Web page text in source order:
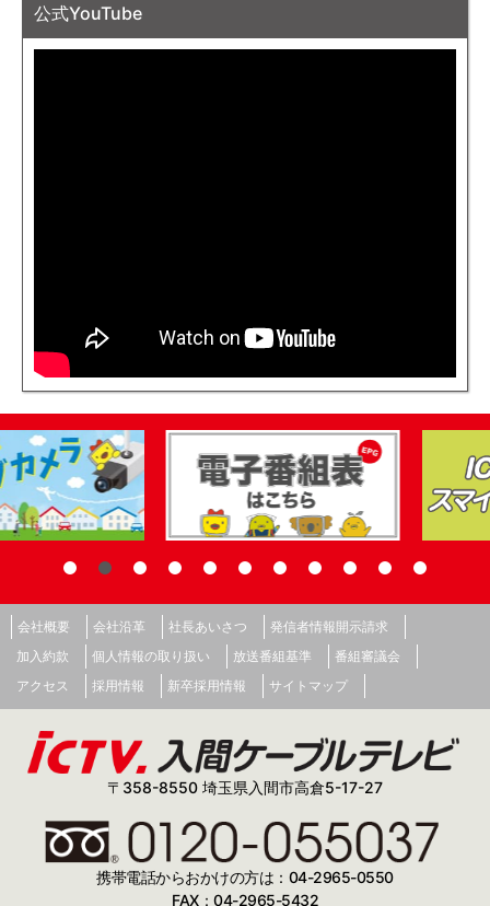
公式YouTube
会社概要 会社沿革 社長あいさつ
発信者情報開示請求
加入約款
個人情報の取り扱い 放送番組基準
番組審議会
アクセス
採用情報 新卒採用情報 サイトマップ
〒358-8550 埼玉県入間市高倉5-17-27
携帯電話からおかけの方は：04-2965-0550
FAX：04-2965-5432